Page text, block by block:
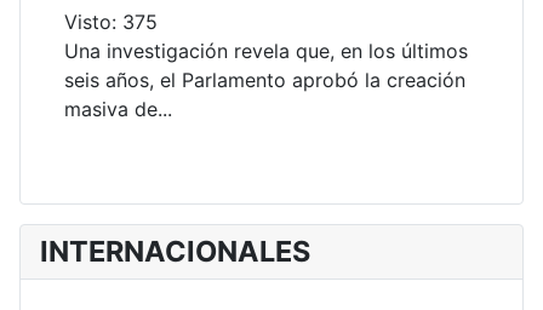
Visto: 375
Una investigación revela que, en los últimos
seis años, el Parlamento aprobó la creación
masiva de...
INTERNACIONALES